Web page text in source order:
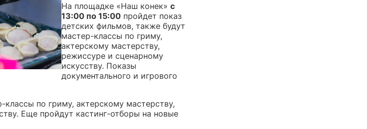
На площадке «Наш конек» с
13:00 по 15:00 пройдет показ
детских фильмов, также будут
мастер-классы по гриму,
актерскому мастерству,
режиссуре и сценарному
искусству. Показы
документального и игрового
классы по гриму, актерскому мастерству,
Еще пройдут кастинг-отборы на новые